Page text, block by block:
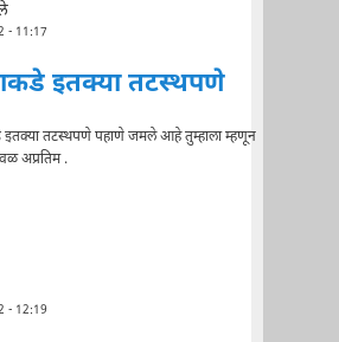
- 11:17
इतक्या तटस्थपणे
इतक्या तटस्थपणे पहाणे जमले आहे तुम्हाला म्हणून
अप्रतिम .
- 12:19